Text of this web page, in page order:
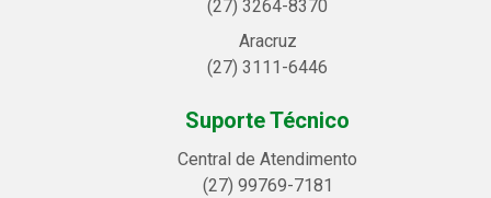
(27) 3264-8370
Aracruz
(27) 3111-6446
Suporte Técnico
Central de Atendimento
(27) 99769-7181